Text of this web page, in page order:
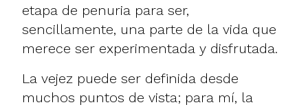
etapa de penuria para ser,
sencillamente, una parte de la vida que
merece ser experimentada y disfrutada.
La vejez puede ser definida desde
muchos puntos de vista; para mí, la